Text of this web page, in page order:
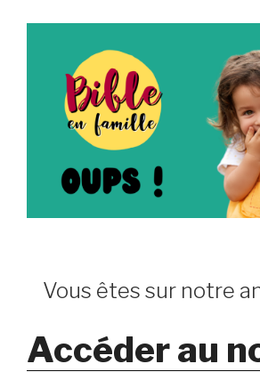
Vous êtes sur notre
Accéder au